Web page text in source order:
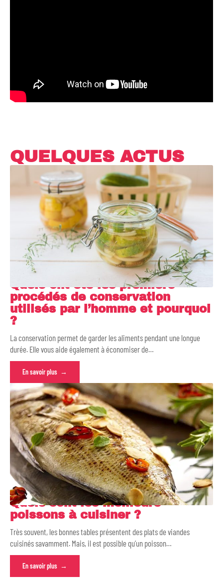
QUELQUES ACTUS
Quels ont été les premiers
procédés de conservation
utilisés par l’homme et pourquoi
?
La conservation permet de garder les aliments pendant une longue
durée. Elle vous aide également à économiser de…
En savoir plus
Quels sont les meilleurs
poissons à cuisiner ?
Très souvent, les bonnes tables présentent des plats de viandes
cuisinés savamment. Mais, il est possible qu’un poisson…
En savoir plus